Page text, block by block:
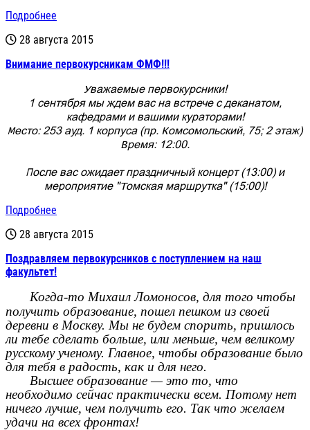
Подробнее
28 августа 2015
Внимание первокурсникам ФМФ!!!
Уважаемые первокурсники!
1 сентября мы ждем вас на встрече с деканатом,
кафедрами и вашими кураторами!
Место: 253 ауд. 1 корпуса (пр. Комсомольский, 75; 2 этаж)
Время: 12:00.
После вас ожидает праздничный концерт (13:00) и
мероприятие "Томская маршрутка" (15:00)!
Подробнее
28 августа 2015
Поздравляем первокурсников с поступлением на наш
факультет!
Когда-то Михаил Ломоносов, для того чтобы
получить образование, пошел пешком из своей
деревни в Москву. Мы не будем спорить, пришлось
ли тебе сделать больше, или меньше, чем великому
русскому ученому. Главное, чтобы образование было
для тебя в радость, как и для него.
Высшее образование — это то, что
необходимо сейчас практически всем. Потому нет
ничего лучше, чем получить его. Так что желаем
удачи на всех фронтах!